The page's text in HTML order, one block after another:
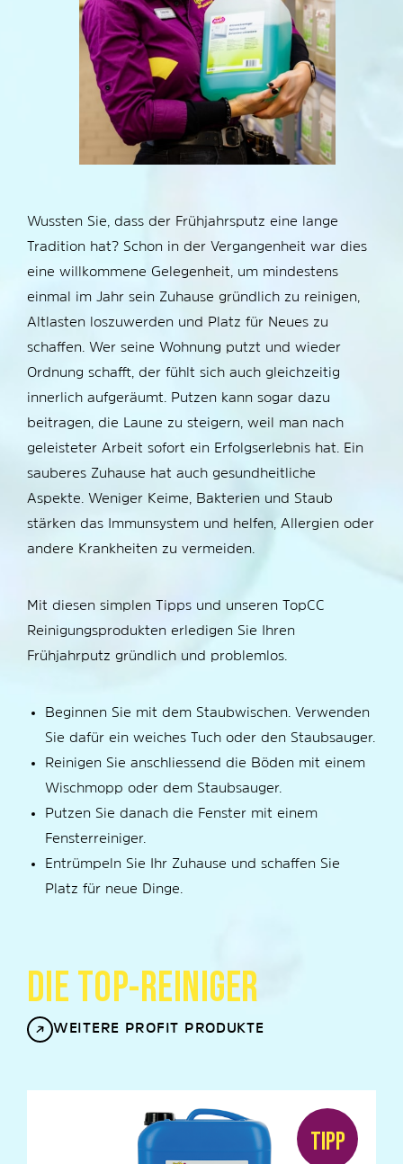
Wussten Sie, dass der Frühjahrsputz eine lange
Tradition hat? Schon in der Vergangenheit war dies
eine willkommene Gelegenheit, um mindestens
einmal im Jahr sein Zuhause gründlich zu reinigen,
Altlasten loszuwerden und Platz für Neues zu
schaffen. Wer seine Wohnung putzt und wieder
Ordnung schafft, der fühlt sich auch gleichzeitig
innerlich aufgeräumt. Putzen kann sogar dazu
beitragen, die Laune zu steigern, weil man nach
geleisteter Arbeit sofort ein Erfolgserlebnis hat. Ein
sauberes Zuhause hat auch gesundheitliche
Aspekte. Weniger Keime, Bakterien und Staub
stärken das Immunsystem und helfen, Allergien oder
andere Krankheiten zu vermeiden.
Mit diesen simplen Tipps und unseren TopCC
Reinigungsprodukten erledigen Sie Ihren
Frühjahrputz gründlich und problemlos.
Beginnen Sie mit dem Staubwischen. Verwenden
Sie dafür ein weiches Tuch oder den Staubsauger.
Reinigen Sie anschliessend die Böden mit einem
Wischmopp oder dem Staubsauger.
Putzen Sie danach die Fenster mit einem
Fensterreiniger.
Entrümpeln Sie Ihr Zuhause und schaffen Sie
Platz für neue Dinge.
DIE TOP-REINIGER
WEITERE PROFIT PRODUKTE
TIPP